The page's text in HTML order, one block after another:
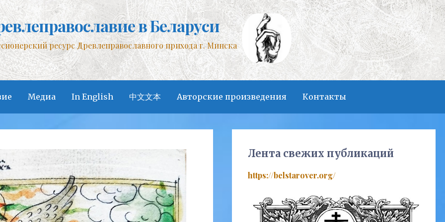
в Беларуси
ресурс Древлеправославного прихода г. Минска
Медиа In English 中文文本 Авторские произведения Контакты
Лента свежих публикаций
https://belstarover.org/